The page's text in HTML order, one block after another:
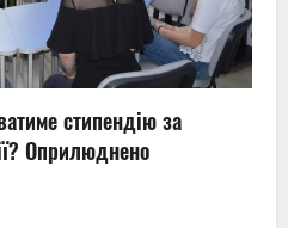
стипендію за
Оприлюднено